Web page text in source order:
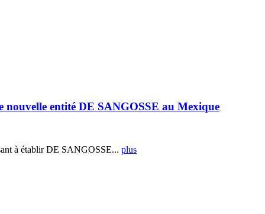
entité DE SANGOSSE au Mexique
à établir DE SANGOSSE... plus